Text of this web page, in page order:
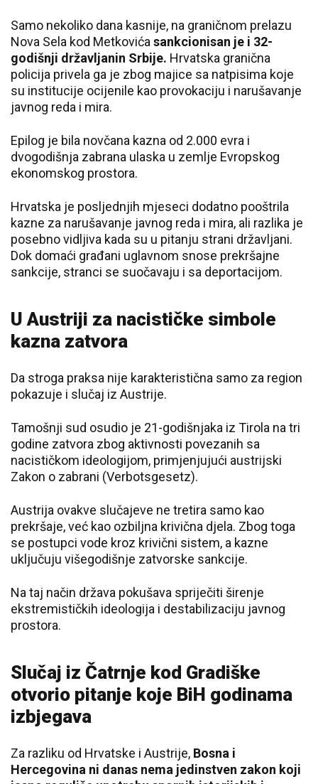
Samo nekoliko dana kasnije, na graničnom prelazu
Nova Sela kod Metkovića sankcionisan je i 32-
godišnji državljanin Srbije. Hrvatska granična
policija privela ga je zbog majice sa natpisima koje
su institucije ocijenile kao provokaciju i narušavanje
javnog reda i mira.
Epilog je bila novčana kazna od 2.000 evra i
dvogodišnja zabrana ulaska u zemlje Evropskog
ekonomskog prostora.
Hrvatska je posljednjih mjeseci dodatno pooštrila
kazne za narušavanje javnog reda i mira, ali razlika je
posebno vidljiva kada su u pitanju strani državljani.
Dok domaći građani uglavnom snose prekršajne
sankcije, stranci se suočavaju i sa deportacijom.
U Austriji za nacističke simbole
kazna zatvora
Da stroga praksa nije karakteristična samo za region
pokazuje i slučaj iz Austrije.
Tamošnji sud osudio je 21-godišnjaka iz Tirola na tri
godine zatvora zbog aktivnosti povezanih sa
nacističkom ideologijom, primjenjujući austrijski
Zakon o zabrani (Verbotsgesetz).
Austrija ovakve slučajeve ne tretira samo kao
prekršaje, već kao ozbiljna krivična djela. Zbog toga
se postupci vode kroz krivični sistem, a kazne
uključuju višegodišnje zatvorske sankcije.
Na taj način država pokušava spriječiti širenje
ekstremističkih ideologija i destabilizaciju javnog
prostora.
Slučaj iz Čatrnje kod Gradiške
otvorio pitanje koje BiH godinama
izbjegava
Za razliku od Hrvatske i Austrije, Bosna i
Hercegovina ni danas nema jedinstven zakon koji